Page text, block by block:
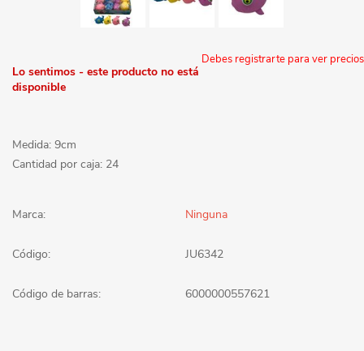
Debes registrarte para ver precios
Lo sentimos - este producto no está
disponible
Medida: 9cm
Cantidad por caja: 24
Marca: Ninguna
Código: JU6342
Código de barras: 6000000557621